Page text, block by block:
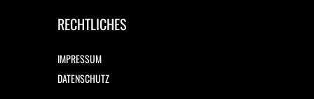
RECHTLICHES
IMPRESSUM
DATENSCHUTZ